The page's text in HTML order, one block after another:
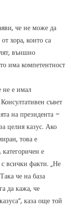
че не може да
хора, които са
външно
има компетентност
не е имал
съвет
на президента –
целия казус. Ако
това е
е
всички факти. „Не
че на база
да кажа, че
каза още той